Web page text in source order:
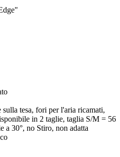
tesa, fori per l'aria ricamati,
in 2 taglie, taglia S/M = 56
30°, no Stiro, non adatta